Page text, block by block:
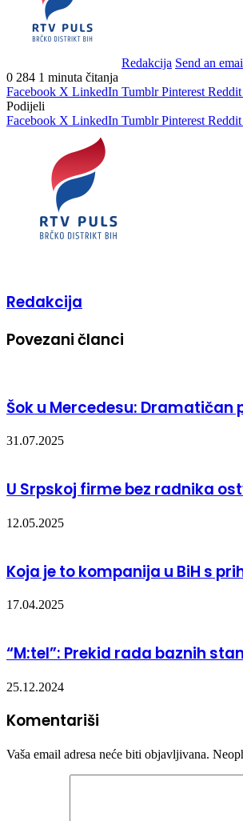
Redakcija Send an
0 284 1 minuta čitanja
Facebook X LinkedIn Tumblr Pinterest Reddit
Podijeli
Facebook X LinkedIn Tumblr Pinterest Reddit
Redakcija
Povezani članci
Šok u Mercedesu:
31.07.2025
U Srpskoj firme bez radnika
12.05.2025
Koja je to kompanija u BiH s
17.04.2025
“M:tel”: Prekid rada baznih
25.12.2024
Komentariši
Vaša email adresa neće biti objavljivana.